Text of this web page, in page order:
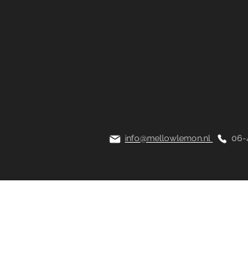
info@mellowlemon.nl 06-